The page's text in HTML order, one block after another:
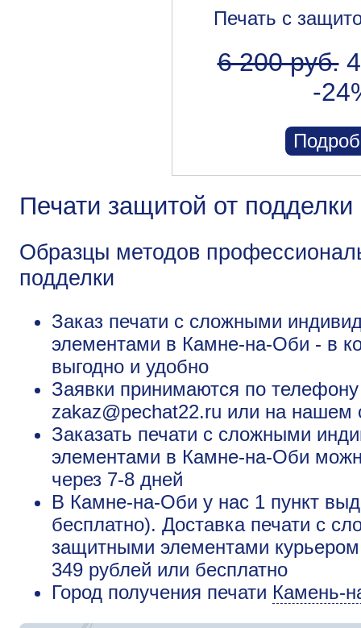
Печать с
6 200 руб.4
-
Печати защитой от
Образцы методов
подделки
Заказ печати с сложными
элементами в Камне-на-Оби - в
выгодно и удобно
Заявки принимаются по
zakaz@pechat22.ru или на нашем
Заказать печати с сложными
элементами в Камне-на-Оби
через 7-8 дней
В Камне-на-Оби у нас 1 пункт
бесплатно). Доставка печати с
защитными элементами
349 рублей или бесплатно
Город получения печати Камень-